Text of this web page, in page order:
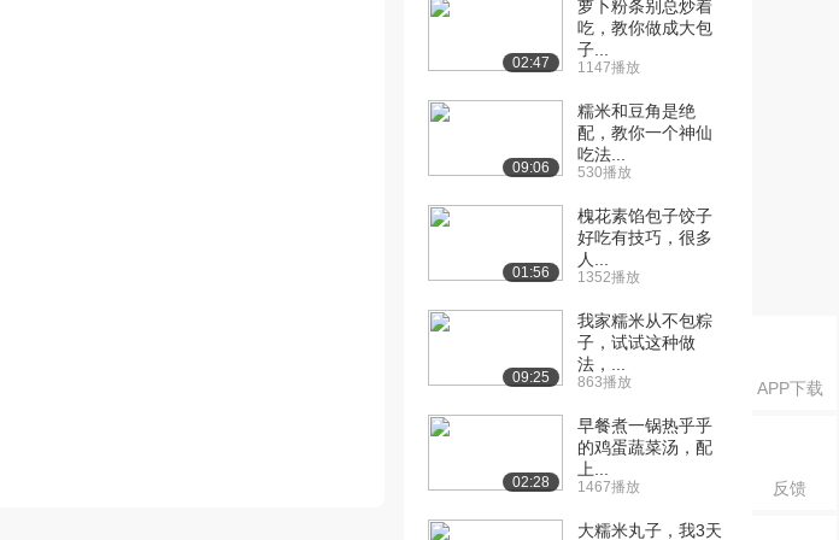
APP下载
反馈
02:47
萝卜粉条别总炒着
吃，教你做成大包
子...
1147播放
09:06
糯米和豆角是绝
配，教你一个神仙
吃法...
530播放
01:56
槐花素馅包子饺子
好吃有技巧，很多
人...
1352播放
09:25
我家糯米从不包粽
子，试试这种做
法，...
863播放
02:28
早餐煮一锅热乎乎
的鸡蛋蔬菜汤，配
上...
1467播放
大糯米丸子，我3天